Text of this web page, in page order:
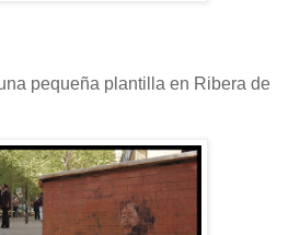
pequeña plantilla en Ribera de